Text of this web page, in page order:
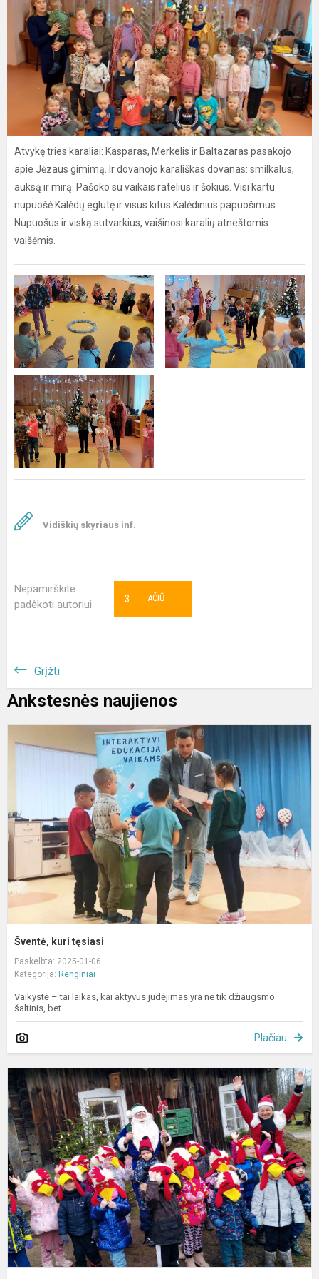
Atvykę tries karaliai: Kasparas, Merkelis ir Baltazaras pasakojo
apie Jėzaus gimimą. lr dovanojo karališkas dovanas: smilkalus,
auksą ir mirą. Pašoko su vaikais ratelius ir šokius. Visi kartu
nupuošė Kalėdų eglutę ir visus kitus Kalėdinius papuošimus.
Nupuošus ir viską sutvarkius, vaišinosi karalių atneštomis
vaišėmis.
Vidiškių skyriaus inf.
Nepamirškite
padėkoti autoriui
AČIŪ
3
Grįžti
Ankstesnės naujienos
Šventė, kuri tęsiasi
Paskelbta: 2025-01-06
Kategorija: Renginiai
Vaikystė – tai laikas, kai aktyvus judėjimas yra ne tik džiaugsmo
šaltinis, bet...
Plačiau